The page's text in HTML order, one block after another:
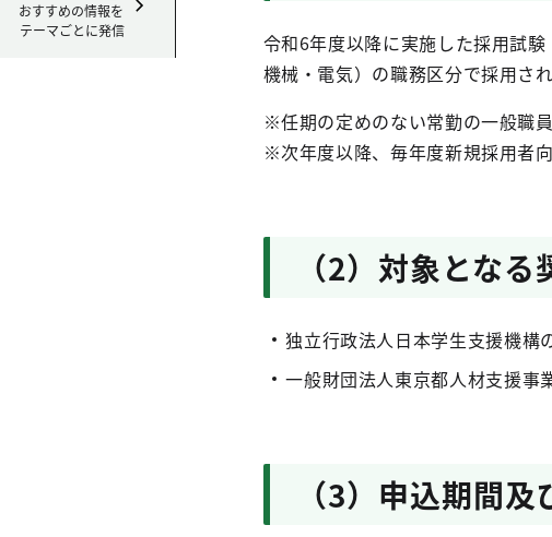
おすすめの情報を
テーマごとに発信
令和6年度以降に実施した採用試
機械・電気）の職務区分で採用さ
※任期の定めのない常勤の一般職員
※次年度以降、毎年度新規採用者
（2）対象となる
独立行政法人日本学生支援機構
一般財団法人東京都人材支援事
（3）申込期間